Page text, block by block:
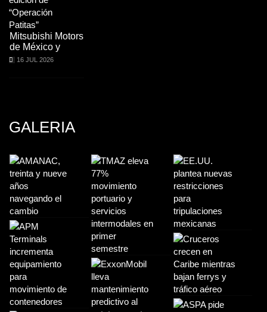
Mitsubishi Motors
de México y
16 JUL 2026
GALERIA